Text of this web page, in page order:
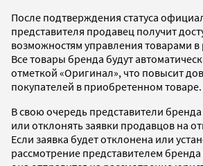
После подтверждения статуса
представителя продавец получит
возможностям управления товарами
Все товары бренда будут
отметкой «Оригинал», что повысит
покупателей в приобретенном товаре.
В свою очередь представители
или отклонять заявки продавцов на
Если заявка будет отклонена или
рассмотрение представителем